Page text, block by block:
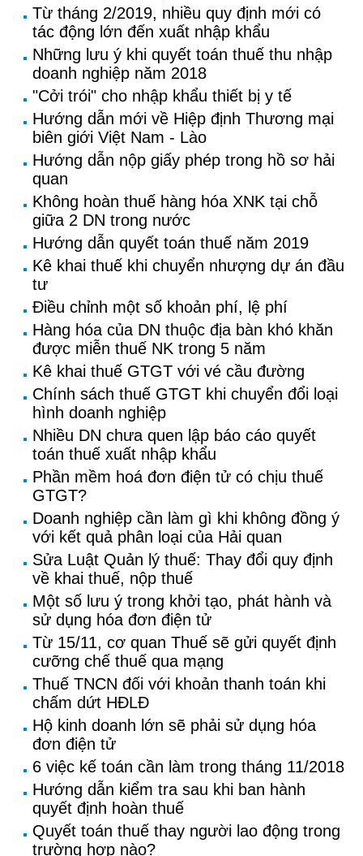
Từ tháng 2/2019, nhiều quy định mới có
tác động lớn đến xuất nhập khẩu
Những lưu ý khi quyết toán thuế thu nhập
doanh nghiệp năm 2018
"Cởi trói" cho nhập khẩu thiết bị y tế
Hướng dẫn mới về Hiệp định Thương mại
biên giới Việt Nam - Lào
Hướng dẫn nộp giấy phép trong hồ sơ hải
quan
Không hoàn thuế hàng hóa XNK tại chỗ
giữa 2 DN trong nước
Hướng dẫn quyết toán thuế năm 2019
Kê khai thuế khi chuyển nhượng dự án đầu
tư
Điều chỉnh một số khoản phí, lệ phí
Hàng hóa của DN thuộc địa bàn khó khăn
được miễn thuế NK trong 5 năm
Kê khai thuế GTGT với vé cầu đường
Chính sách thuế GTGT khi chuyển đổi loại
hình doanh nghiệp
Nhiều DN chưa quen lập báo cáo quyết
toán thuế xuất nhập khẩu
Phần mềm hoá đơn điện tử có chịu thuế
GTGT?
Doanh nghiệp cần làm gì khi không đồng ý
với kết quả phân loại của Hải quan
Sửa Luật Quản lý thuế: Thay đổi quy định
về khai thuế, nộp thuế
Một số lưu ý trong khởi tạo, phát hành và
sử dụng hóa đơn điện tử
Từ 15/11, cơ quan Thuế sẽ gửi quyết định
cưỡng chế thuế qua mạng
Thuế TNCN đối với khoản thanh toán khi
chấm dứt HĐLĐ
Hộ kinh doanh lớn sẽ phải sử dụng hóa
đơn điện tử
6 việc kế toán cần làm trong tháng 11/2018
Hướng dẫn kiểm tra sau khi ban hành
quyết định hoàn thuế
Quyết toán thuế thay người lao động trong
trường hợp nào?